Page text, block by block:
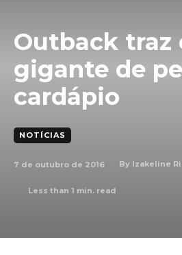
Outback traz
gigante de
cardápio
NOTÍCIAS
7 de outubro de 2016 By Izakeline
Less than 1 min. read